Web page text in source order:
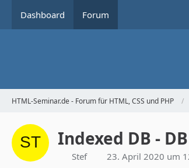
Dashboard Forum
HTML-Seminar.de - Forum für HTML, CSS und PHP
Indexed DB -
Stef 23. April 2020 um